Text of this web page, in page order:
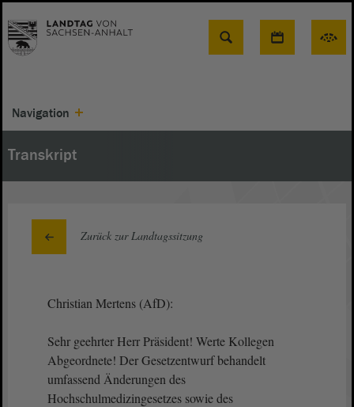
Suche
Navigation
Transkript
Zurück zur Landtagssitzung
Christian Mertens (AfD):
Sehr geehrter Herr Präsident! Werte Kollegen
Abgeordnete! Der Gesetzentwurf behandelt
umfassend Änderungen des
Hochschulmedizingesetzes sowie des